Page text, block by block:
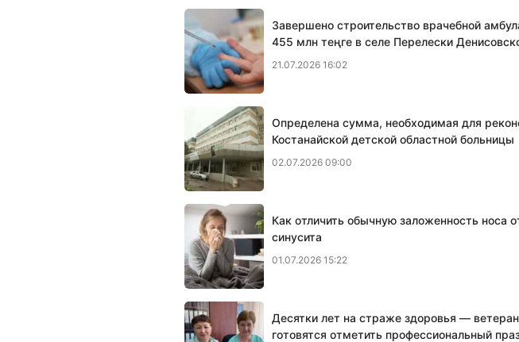
Завершено строительство врачебной
455 млн теңге в селе Перелески
21.07.2026 16:02
Определена сумма, необходимая для
Костанайской детской областной больницы
02.07.2026 09:00
Как отличить обычную заложенность носа
синусита
01.07.2026 15:22
Десятки лет на страже здоровья —
готовятся отметить профессиональный